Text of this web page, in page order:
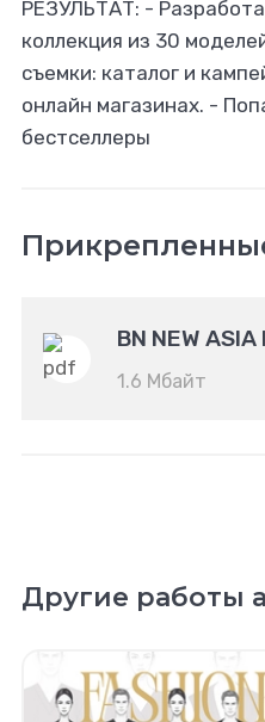
РЕЗУЛЬТАТ: -
коллекция из 30
съемки: каталог и
онлайн магазинах. -
бестселлеры
BN NEW ASIA
1.6 Мбайт
Другие работы